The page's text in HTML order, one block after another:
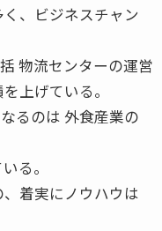
、ビジネスチャン
物流センターの運営
上げている。
るのは 外食産業の
る。
着実にノウハウは